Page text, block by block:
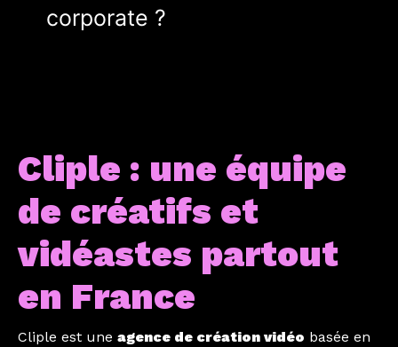
corporate ?
Cliple : une équipe
de créatifs et
vidéastes partout
en France
Cliple est une agence de création vidéo basée en